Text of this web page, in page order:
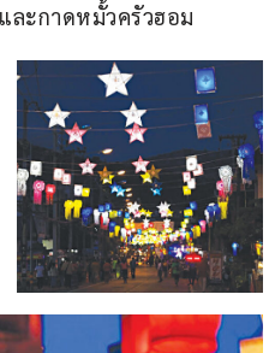
ละกาดหมั้วครัวฮอม